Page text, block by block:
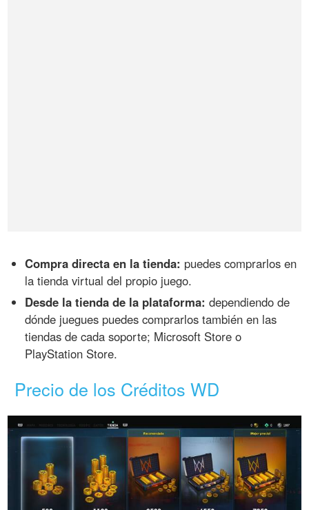
Compra directa en la tienda: puedes comprarlos en
la tienda virtual del propio juego.
Desde la tienda de la plataforma: dependiendo de
dónde juegues puedes comprarlos también en las
tiendas de cada soporte; Microsoft Store o
PlayStation Store.
Precio de los Créditos WD